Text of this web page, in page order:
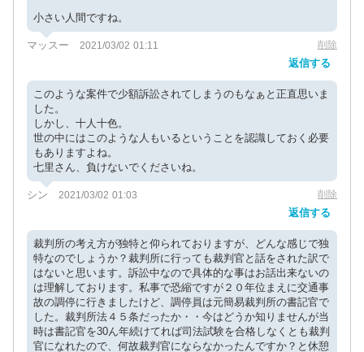
小さい人間ですね。
マッスー 2021/03/02 01:11 削除
返信する
このような案件で少額訴訟されてしまうのもなぁと正直思いま
した。
しかし、十人十色。
世の中にはこのような人もいるということを認識しておく必要
もありますよね。
七里さん、負けないでくださいね。
シン 2021/03/02 01:03 削除
返信する
裁判所の考え方が独特と仰られておりますが、どんな感じで独
特なのでしょうか？裁判所に行っても裁判官と話をされた訳で
はないと思います。訴訟中なので具体的な事はお話出来ないの
は理解しております。私事で恐縮ですが２０年位まえに交通事
故の調停に行きましたけど、調停員は元簡易裁判所の書記官で
した。裁判所法４５条だったか・・今はどうか知りませんが当
時は書記官を30ん年続けてれば司法試験を合格しなくとも裁判
官になれたので、何故裁判官にならなかったんですか？と休憩